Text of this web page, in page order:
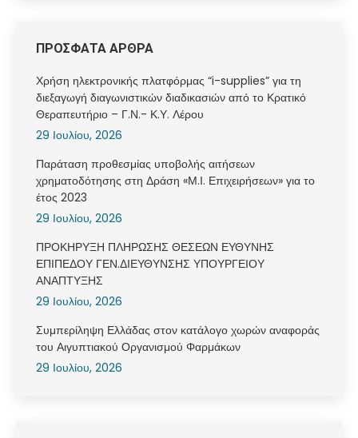
ΠΡΟΣΦΑΤΑ ΑΡΘΡΑ
Χρήση ηλεκτρονικής πλατφόρμας “i-supplies” για τη
διεξαγωγή διαγωνιστικών διαδικασιών από το Κρατικό
Θεραπευτήριο – Γ.Ν.- Κ.Υ. Λέρου
29 Ιουλίου, 2026
Παράταση προθεσμίας υποβολής αιτήσεων
χρηματοδότησης στη Δράση «Μ.Ι. Επιχειρήσεων» για το
έτος 2023
29 Ιουλίου, 2026
ΠΡΟΚΗΡΥΞΗ ΠΛΗΡΩΣΗΣ ΘΕΣΕΩΝ ΕΥΘΥΝΗΣ
ΕΠΙΠΕΔΟΥ ΓΕΝ.ΔΙΕΥΘΥΝΣΗΣ ΥΠΟΥΡΓΕΙΟΥ
ΑΝΑΠΤΥΞΗΣ
29 Ιουλίου, 2026
Συμπερίληψη Ελλάδας στον κατάλογο χωρών αναφοράς
του Αιγυπτιακού Οργανισμού Φαρμάκων
29 Ιουλίου, 2026